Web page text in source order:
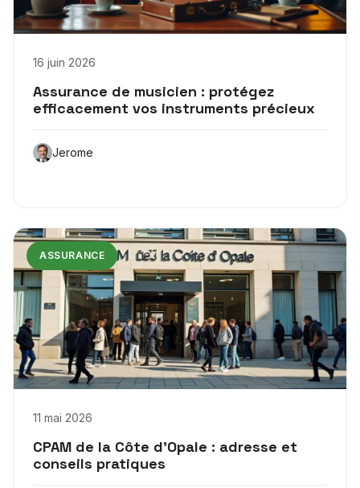
16 juin 2026
Assurance de musicien : protégez
efficacement vos instruments précieux
Jerome
ASSURANCE
11 mai 2026
CPAM de la Côte d’Opale : adresse et
conseils pratiques